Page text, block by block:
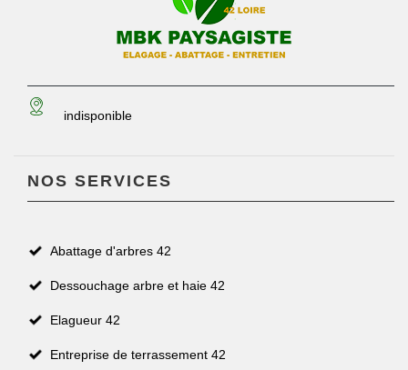
indisponible
NOS SERVICES
Abattage d'arbres 42
Dessouchage arbre et haie 42
Elagueur 42
Entreprise de terrassement 42